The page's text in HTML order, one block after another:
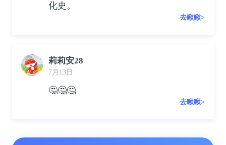
化史。
去瞅瞅>
莉莉安28
7月13日
🤔🤔🤔
去瞅瞅>